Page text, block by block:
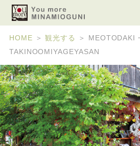
HOME ＞観光する ＞
MEOTODAKI・
TAKINOOMIYAGEYASAN